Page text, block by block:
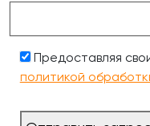
Предоставляя
политикой